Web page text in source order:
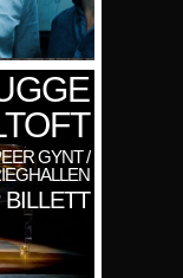
GYNT /